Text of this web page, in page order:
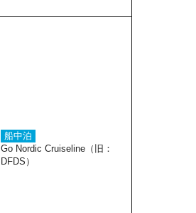
船中泊
Go Nordic Cruiseline（旧：
DFDS）